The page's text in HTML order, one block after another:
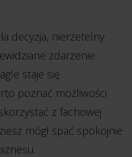
decyzja, nierzetelny
zdarzenie
staje się
poznać możliwości
z fachowej
mógł spać spokojnie